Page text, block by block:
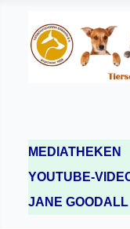
MEDIATHEKEN
YOUTUBE-
JANE GOODALL